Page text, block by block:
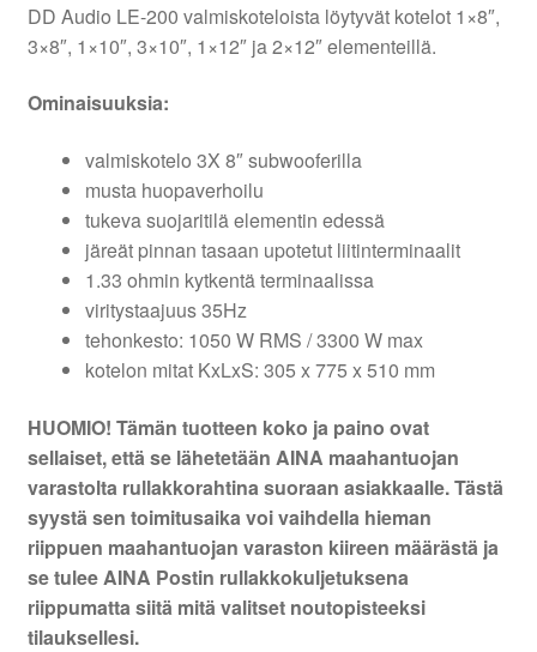
DD Audio LE-200 valmiskoteloista löytyvät kotelot 1×8″,
3×8″, 1×10″, 3×10″, 1×12″ ja 2×12″ elementeillä.
Ominaisuuksia:
valmiskotelo 3X 8″ subwooferilla
musta huopaverhoilu
tukeva suojaritilä elementin edessä
järeät pinnan tasaan upotetut liitinterminaalit
1.33 ohmin kytkentä terminaalissa
viritystaajuus 35Hz
tehonkesto: 1050 W RMS / 3300 W max
kotelon mitat KxLxS: 305 x 775 x 510 mm
HUOMIO! Tämän tuotteen koko ja paino ovat
sellaiset, että se lähetetään AINA maahantuojan
varastolta rullakkorahtina suoraan asiakkaalle. Tästä
syystä sen toimitusaika voi vaihdella hieman
riippuen maahantuojan varaston kiireen määrästä ja
se tulee AINA Postin rullakkokuljetuksena
riippumatta siitä mitä valitset noutopisteeksi
tilauksellesi.